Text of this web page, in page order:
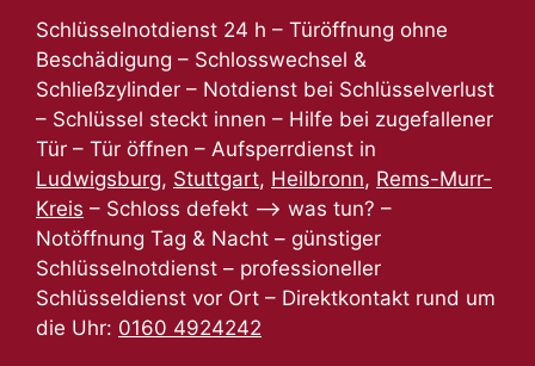
Schlüsselnotdienst 24 h – Türöffnung ohne
Beschädigung – Schlosswechsel &
Schließzylinder – Notdienst bei Schlüsselverlust
– Schlüssel steckt innen – Hilfe bei zugefallener
Tür – Tür öffnen – Aufsperrdienst in
Ludwigsburg, Stuttgart, Heilbronn, Rems-Murr-
Kreis – Schloss defekt –> was tun? –
Notöffnung Tag & Nacht – günstiger
Schlüsselnotdienst – professioneller
Schlüsseldienst vor Ort – Direktkontakt rund um
die Uhr: 0160 4924242